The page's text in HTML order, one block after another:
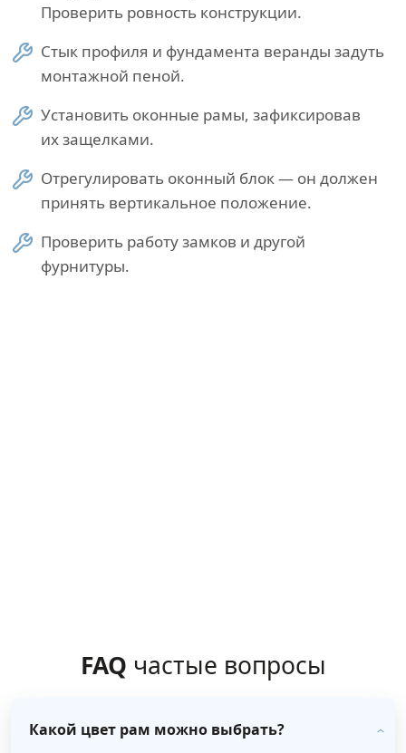
Проверить ровность конструкции.
Стык профиля и фундамента веранды задуть
монтажной пеной.
Установить оконные рамы, зафиксировав
их защелками.
Отрегулировать оконный блок — он должен
принять вертикальное положение.
Проверить работу замков и другой
фурнитуры.
FAQ частые вопросы
Какой цвет рам можно выбрать?